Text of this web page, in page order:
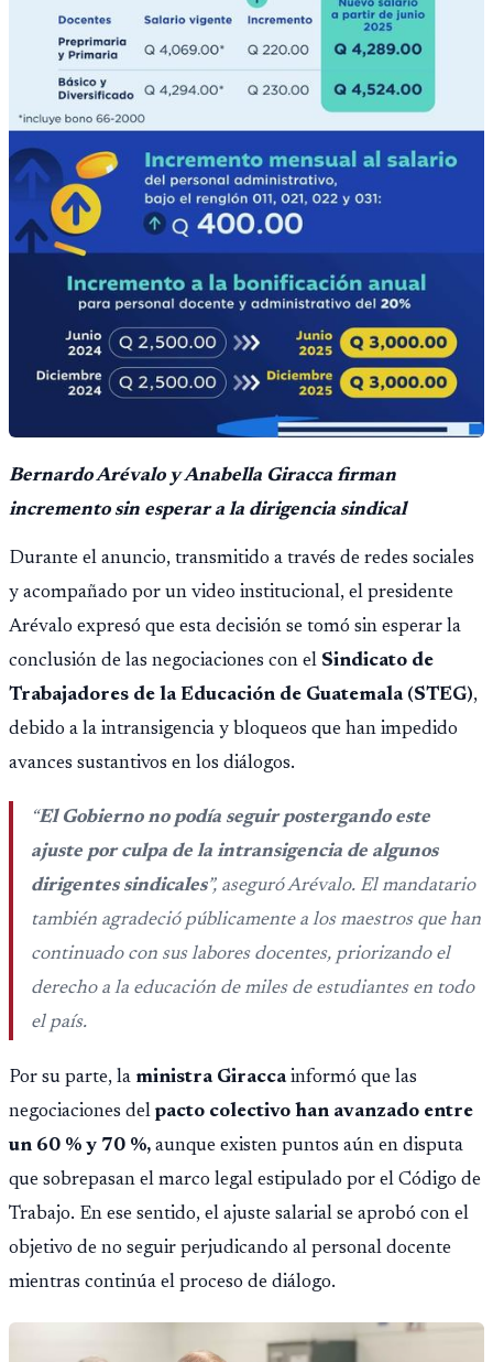
Bernardo Arévalo y Anabella Giracca firman
incremento sin esperar a la dirigencia sindical
Durante el anuncio, transmitido a través de redes sociales
y acompañado por un video institucional, el presidente
Arévalo expresó que esta decisión se tomó sin esperar la
conclusión de las negociaciones con el Sindicato de
Trabajadores de la Educación de Guatemala (STEG),
debido a la intransigencia y bloqueos que han impedido
avances sustantivos en los diálogos.
“El Gobierno no podía seguir postergando este
ajuste por culpa de la intransigencia de algunos
dirigentes sindicales”, aseguró Arévalo. El mandatario
también agradeció públicamente a los maestros que han
continuado con sus labores docentes, priorizando el
derecho a la educación de miles de estudiantes en todo
el país.
Por su parte, la ministra Giraccainformó que las
negociaciones del pacto colectivo han avanzado entre
un 60 % y 70 %, aunque existen puntos aún en disputa
que sobrepasan el marco legal estipulado por el Código de
Trabajo. En ese sentido, el ajuste salarial se aprobó con el
objetivo de no seguir perjudicando al personal docente
mientras continúa el proceso de diálogo.